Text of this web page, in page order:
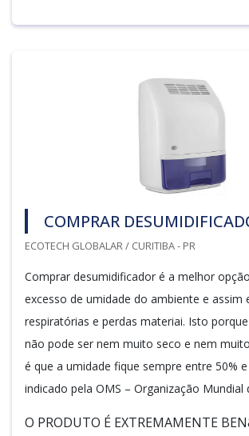
COMPRAR
ECOTECH GLOBALAR / CURITIBA - PR
Comprar desumidificador é a melhor
excesso de umidade do ambiente e assim
respiratórias e perdas materiai. Isto
não pode ser nem muito seco e nem
é que a umidade fique sempre entre 50%
indicado pela OMS – Organização Mundial
O PRODUTO É EXTREMAMENTE